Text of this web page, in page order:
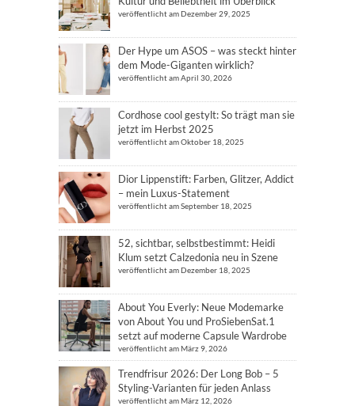
veröffentlicht am Dezember 29, 2025
Der Hype um ASOS – was steckt hinter
dem Mode-Giganten wirklich?
veröffentlicht am April 30, 2026
Cordhose cool gestylt: So trägt man sie
jetzt im Herbst 2025
veröffentlicht am Oktober 18, 2025
Dior Lippenstift: Farben, Glitzer, Addict
– mein Luxus-Statement
veröffentlicht am September 18, 2025
52, sichtbar, selbstbestimmt: Heidi
Klum setzt Calzedonia neu in Szene
veröffentlicht am Dezember 18, 2025
About You Everly: Neue Modemarke
von About You und ProSiebenSat.1
setzt auf moderne Capsule Wardrobe
veröffentlicht am März 9, 2026
Trendfrisur 2026: Der Long Bob – 5
Styling-Varianten für jeden Anlass
veröffentlicht am März 12, 2026